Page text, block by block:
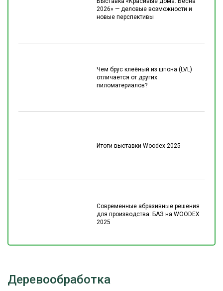
2026» — деловые возможности и
новые перспективы
Чем брус клеёный из шпона (LVL)
отличается от других
пиломатериалов?
Итоги выставки Woodex 2025
Современные абразивные решения
для производства: БАЗ на WOODEX
2025
Деревообработка